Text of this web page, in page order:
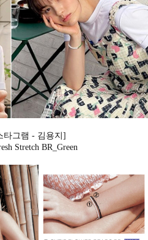
타그램 - 김용지]
Stretch BR_Green